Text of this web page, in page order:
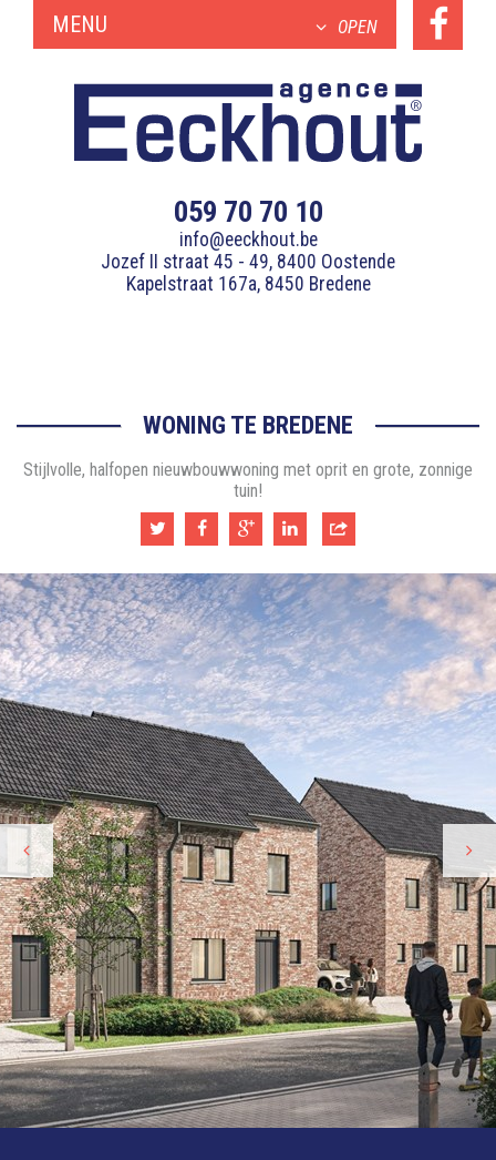
MENU OPEN
059 70 70 10
info@eeckhout.be
Jozef II straat 45 - 49, 8400 Oostende
Kapelstraat 167a, 8450 Bredene
WONING TE BREDENE
Stijlvolle, halfopen nieuwbouwwoning met oprit en grote, zonnige
tuin!